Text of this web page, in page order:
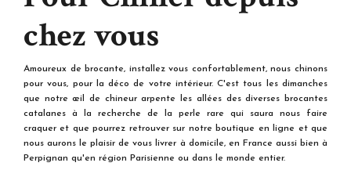
chez vous
Amoureux de brocante, installez vous confortablement, nous chinons
pour vous, pour la déco de votre intérieur. C'est tous les dimanches
que notre œil de chineur arpente les allées des diverses brocantes
catalanes à la recherche de la perle rare qui saura nous faire
craquer et que pourrez retrouver sur notre boutique en ligne et que
nous aurons le plaisir de vous livrer à domicile, en France aussi bien à
Perpignan qu'en région Parisienne ou dans le monde entier.